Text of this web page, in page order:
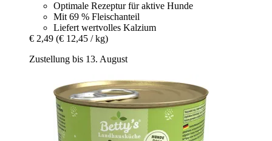
Optimale Rezeptur für aktive Hunde
Mit 69 % Fleischanteil
Liefert wertvolles Kalzium
€ 2,49 (€ 12,45 / kg)
Zustellung bis 13. August